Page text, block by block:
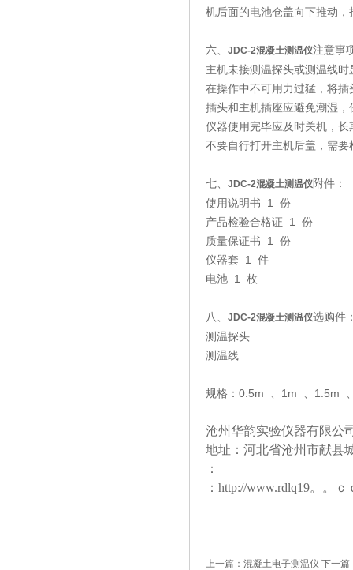
机后面的电池仓盖向下推动
六、 JDC-2混凝土测温仪注意事
主机未接测温探头或测温线
在操作中不可用力过猛，将
插头和主机插座应避免潮湿
仪器使用完毕应及时关机，
不要自行打开主机后盖，需
七、 JDC-2混凝土测温仪附件：
使用说明书 1 份
产品检验合格证 1 份
质量保证书 1 份
仪器套 1 件
电池 1 枚
八、 JDC-2混凝土测温仪选购件
测温探头
测温线
规格：0.5m 、1m 、1.5m
沧州华韵实验仪器有限公
地址：河北省沧州市献县
：
：http://www.rdlq19。。ｃ
上一篇： 混凝土电子测温仪 下一篇